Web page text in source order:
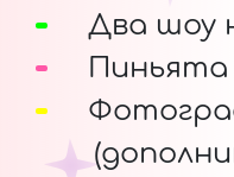
Два шоу
Пиньята